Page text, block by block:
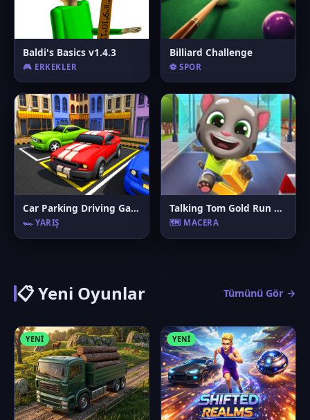
Baldi's Basics v1.4.3
🎮 ERKEKLER
Billiard Challenge
⚽ SPOR
Car Parking Driving Game
🏎️ YARIŞ
Talking Tom Gold Run Online
🗺️ MACERA
📋 Yeni Oyunlar Tümünü Gör →
YENI YENI